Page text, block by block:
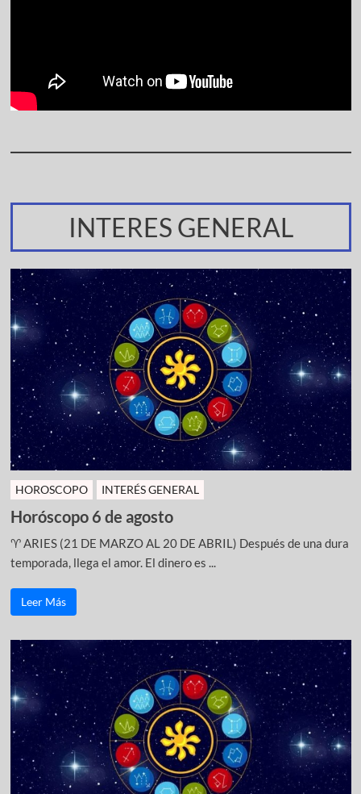
INTERES GENERAL
HOROSCOPO INTERÉS GENERAL
Horóscopo 6 de agosto
♈ ARIES (21 DE MARZO AL 20 DE ABRIL) Después de una dura
temporada, llega el amor. El dinero es ...
Leer Más